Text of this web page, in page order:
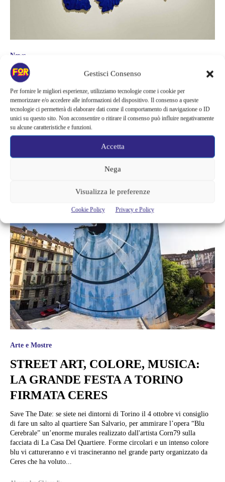
Gestisci Consenso
Per fornire le migliori esperienze, utilizziamo tecnologie come i cookie per
memorizzare e/o accedere alle informazioni del dispositivo. Il consenso a queste
tecnologie ci permetterà di elaborare dati come il comportamento di navigazione o ID
unici su questo sito. Non acconsentire o ritirare il consenso può influire negativamente
su alcune caratteristiche e funzioni.
Accetta
Nega
Visualizza le preferenze
Cookie Policy Privacy e Policy
News
PINO PINELLI: IN MOSTRA A
MILANO LA SUA “PITTURA OLTRE
IL LIMITE”
Pino Pinelli va in mostra a Milano con la sua Pittura oltre il limite e lo
fa, per la prima volta, in una prestigiosa sede pubblica: Palazzo Reale
Arte e Mostre
STREET ART, COLORE, MUSICA:
LA GRANDE FESTA A TORINO
FIRMATA CERES
Save The Date: se siete nei dintorni di Torino il 4 ottobre vi consiglio
di fare un salto al quartiere San Salvario, per ammirare l’opera “Blu
Cerebrale” un’enorme murales realizzato dall'artista Corn79 sulla
facciata di La Casa Del Quartiere. Forme circolari e un intenso colore
blu vi cattureranno e vi trascineranno nel grande party organizzato da
Ceres che ha voluto...